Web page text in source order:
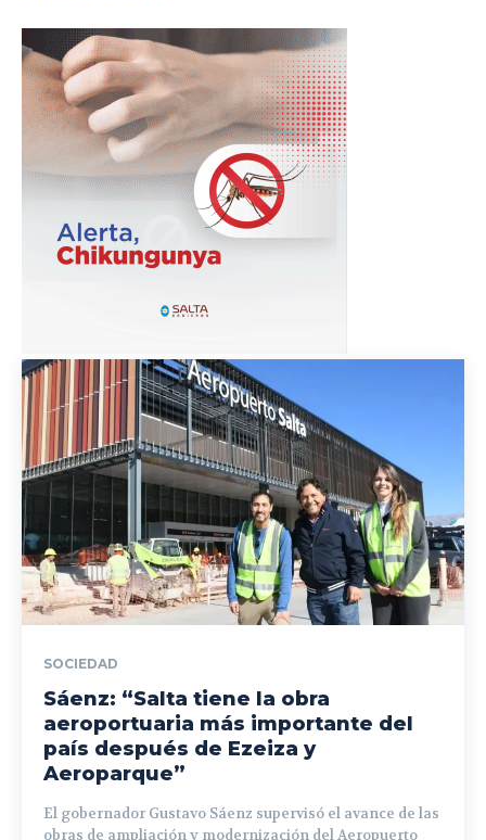
SOCIEDAD
Sáenz: “Salta tiene la obra
aeroportuaria más importante del
país después de Ezeiza y
Aeroparque”
El gobernador Gustavo Sáenz supervisó el avance de las
obras de ampliación y modernización del Aeropuerto